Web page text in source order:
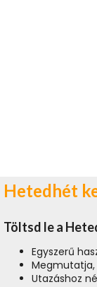
Hetedhét
Töltsd le a
Egyszerű
Megmutatja,
Utazáshoz